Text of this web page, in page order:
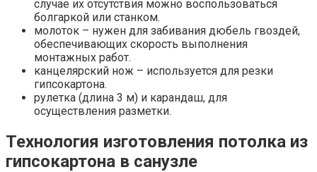
случае их отсутствия можно воспользоваться
болгаркой или станком.
молоток – нужен для забивания дюбель гвоздей,
обеспечивающих скорость выполнения
монтажных работ.
канцелярский нож – используется для резки
гипсокартона.
рулетка (длина 3 м) и карандаш, для
осуществления разметки.
Технология изготовления потолка из
гипсокартона в санузле